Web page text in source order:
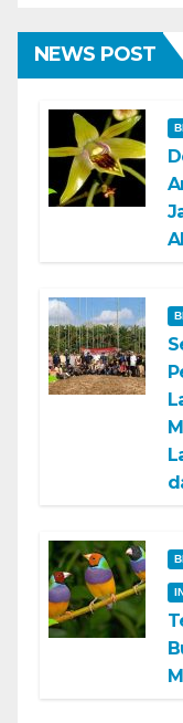
NEWS POST